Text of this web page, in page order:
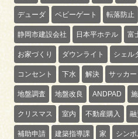
デューダ ベビーゲート 転落防止
静岡市建設会社 日本平ホテル 富
お家づくり ダウンライト シェル
コンセント 下水 解決 サッカー
地盤調査 地盤改良 ANDPAD
クリスマス 室内 不動産購入 融
補助申請 建築指導課 家 シン